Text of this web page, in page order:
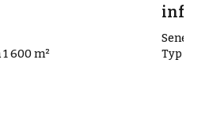
600 m²
info v
Senec,
Typ